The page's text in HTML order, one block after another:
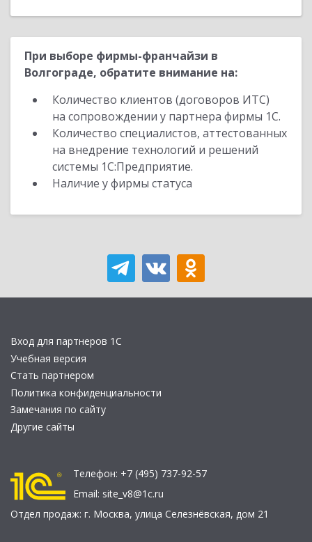
При выборе фирмы-франчайзи в
Волгограде, обратите внимание на:
Количество клиентов (договоров ИТС)
на сопровождении у партнера фирмы 1С.
Количество специалистов, аттестованных
на внедрение технологий и решений
системы 1С:Предприятие.
Наличие у фирмы статуса
Вход для партнеров 1С
Учебная версия
Стать партнером
Политика конфиденциальности
Замечания по сайту
Другие сайты
Телефон: +7 (495) 737-92-57
Email: site_v8@1c.ru
Отдел продаж: г. Москва, улица Селезнёвская, дом 21